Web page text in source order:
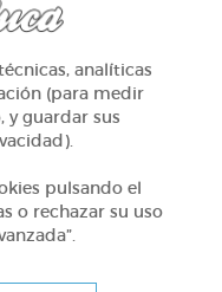
analíticas
(para medir
y guardar sus
pulsando el
o rechazar su uso